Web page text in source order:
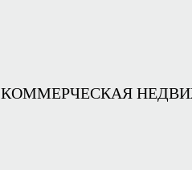
КОММЕРЧЕСКАЯ